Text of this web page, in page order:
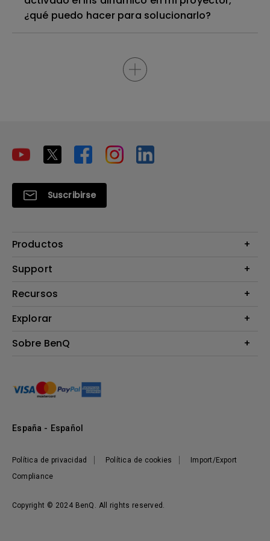
¿qué puedo hacer para solucionarlo?
Suscribirse
Productos
Proyectores
Iluminación
Altavoz
Support
Contáctanos
Preguntas frecuentes sobre la tienda en línea de BenQ
Información de Devolución BenQ Shop
Recursos
Centros de información
Explorar
Embajadores de marca BenQ
Sobre BenQ
Responsabilidad social corporativa
Noticias
Copyright © 2024 BenQ. All rights reserved.
Política de privacidad Política de cookies
Import/Export
Compliance
España - Español